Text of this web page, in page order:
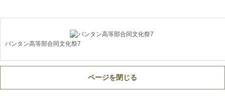
バンタン高等部合同文化祭7
ページを閉じる